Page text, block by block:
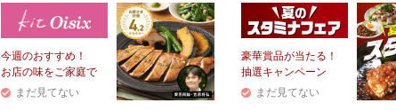
今週のおすすめ！
お店の味をご家庭で
まだ見てない
豪華賞品が当たる！
抽選キャンペーン
まだ見てない